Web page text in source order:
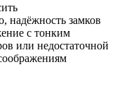
надёжность замков
с тонким
или недостаточной